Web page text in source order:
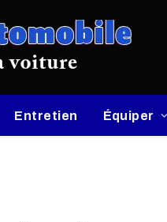
Entretien Équiper